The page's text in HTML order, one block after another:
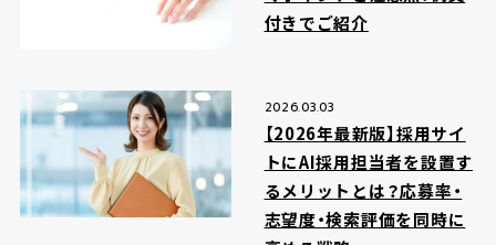
付きでご紹介
2026.03.03
【2026年最新版】採用サイ
トにAI採用担当者を設置す
るメリットとは？応募率・
志望度・検索評価を同時に